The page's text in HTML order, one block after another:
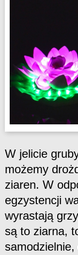
W jelicie
możemy
ziaren. W
egzystencji
wyrastają
są to ziarna,